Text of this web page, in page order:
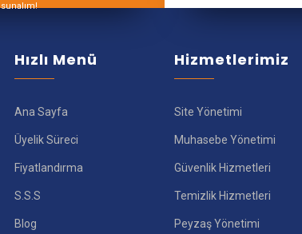
sunalım!
Hızlı Menü
Ana Sayfa
Üyelik Süreci
Fiyatlandırma
S.S.S
Blog
Hizmetlerimiz
Site Yönetimi
Muhasebe Yönetimi
Güvenlik Hizmetleri
Temizlik Hizmetleri
Peyzaş Yönetimi